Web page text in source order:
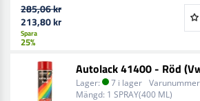
285,06 kr
213,80 kr
Spara
25%
Autolack 41400 - Röd
Lager: 7 i lager
Mängd: 1 SPRAY(400 ML)